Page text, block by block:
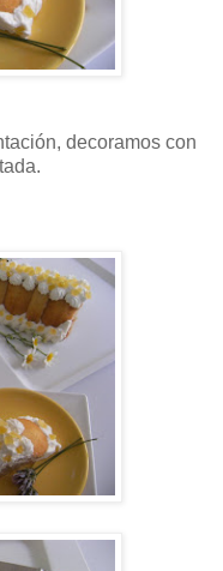
decoramos con